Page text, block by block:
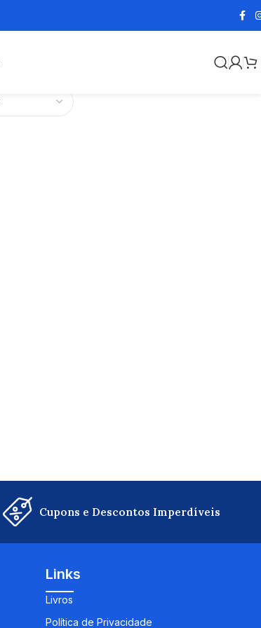
Cupons e Descontos Imperdíveis
Links
Livros
Política de Privacidade